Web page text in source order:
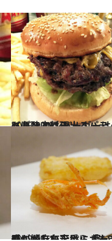
2015.9.29
ドドンとはみ出るパティに心酔 ハンバーガーはやっぱり肉料理！
グルメ